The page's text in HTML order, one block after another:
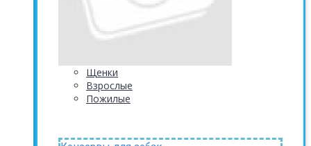
Щенки
Взрослые
Пожилые